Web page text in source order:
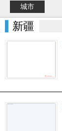
城市
新疆